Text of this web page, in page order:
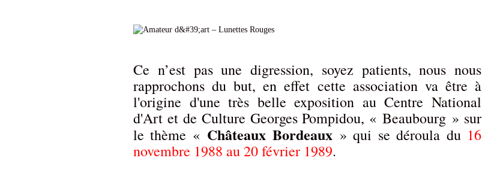
Ce n’est pas une digression, soyez patients, nous nous
rapprochons du but, en effet cette association va être à
l'origine d'une très belle exposition au Centre National
d'Art et de Culture Georges Pompidou, « Beaubourg » sur
le thème « Châteaux Bordeaux» qui se déroula du 16
novembre 1988 au 20 février 1989.